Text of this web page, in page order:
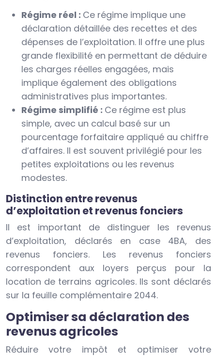
Régime réel : Ce régime implique une
déclaration détaillée des recettes et des
dépenses de l’exploitation. Il offre une plus
grande flexibilité en permettant de déduire
les charges réelles engagées, mais
implique également des obligations
administratives plus importantes.
Régime simplifié : Ce régime est plus
simple, avec un calcul basé sur un
pourcentage forfaitaire appliqué au chiffre
d’affaires. Il est souvent privilégié pour les
petites exploitations ou les revenus
modestes.
Distinction entre revenus
d’exploitation et revenus fonciers
Il est important de distinguer les revenus
d’exploitation, déclarés en case 4BA, des
revenus fonciers. Les revenus fonciers
correspondent aux loyers perçus pour la
location de terrains agricoles. Ils sont déclarés
sur la feuille complémentaire 2044.
Optimiser sa déclaration des
revenus agricoles
Réduire votre impôt et optimiser votre